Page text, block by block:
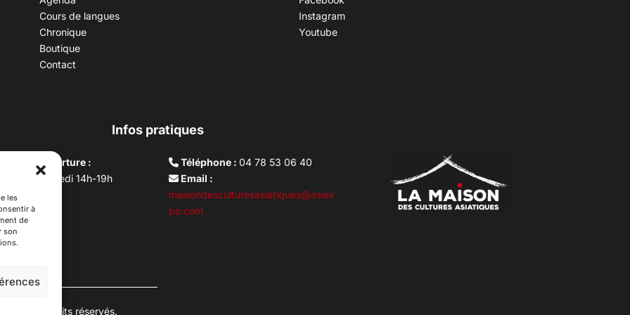
les
à
de
son
Cours de langues
Chronique
Boutique
Contact
Instagram
Youtube
Infos pratiques
d’ouverture :
au vendredi 14h-19h
10h –17h
lundi
Téléphone :04 78 53 06 40
Email :
maisondesculturesasiatiques@asiex
po.com
Tous droits réservés.